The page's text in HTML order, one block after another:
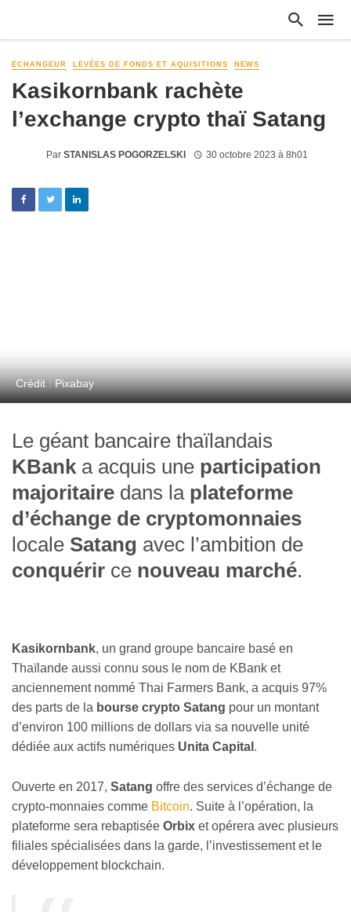
ECHANGEUR LEVÉES DE FONDS ET AQUISITIONS NEWS
Kasikornbank rachète
l’exchange crypto thaï Satang
Par STANISLAS POGORZELSKI 30 octobre 2023 à 8h01
Crédit : Pixabay
Le géant bancaire thaïlandais
KBank a acquis une participation
majoritaire dans laplateforme
d’échange de cryptomonnaies
locale Satang avec l’ambition de
conquérir ce nouveau marché.
Kasikornbank, un grand groupe bancaire basé en
Thaïlande aussi connu sous le nom de KBank et
anciennement nommé Thai Farmers Bank, a acquis 97%
des parts de la bourse crypto Satang pour un montant
d’environ 100 millions de dollars via sa nouvelle unité
dédiée aux actifs numériques Unita Capital .
Ouverte en 2017, Satang offre des services d’échange de
crypto-monnaies comme Bitcoin. Suite à l’opération, la
plateforme sera rebaptisée Orbix et opérera avec plusieurs
filiales spécialisées dans la garde, l’investissement et le
développement blockchain.